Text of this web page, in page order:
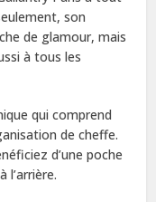
son
de glamour, mais
à tous les
qui comprend
de cheffe.
d’une poche
l’arrière.